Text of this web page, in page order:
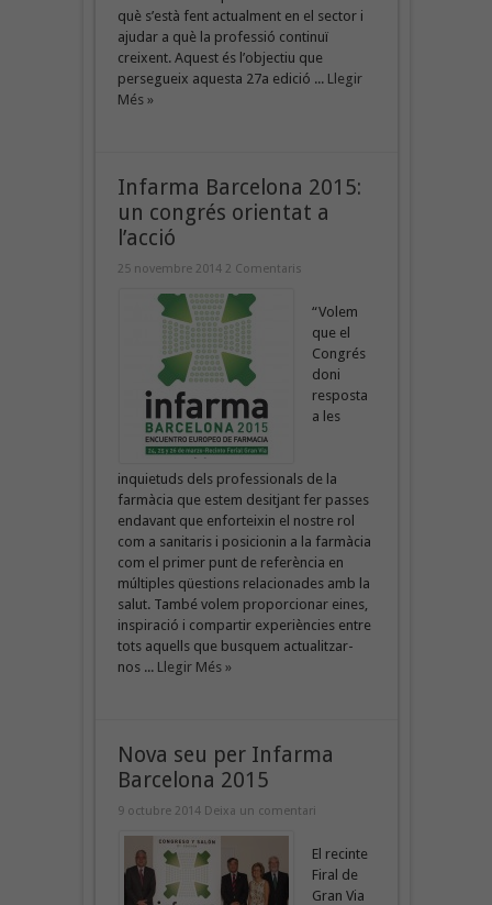
què s’està fent actualment en el sector i
ajudar a què la professió continuï
creixent. Aquest és l’objectiu que
persegueix aquesta 27a edició ... Llegir
Més »
Infarma Barcelona 2015:
un congrés orientat a
l’acció
25 novembre 2014 2 Comentaris
“Volem
que el
Congrés
doni
resposta
a les
inquietuds dels professionals de la
farmàcia que estem desitjant fer passes
endavant que enforteixin el nostre rol
com a sanitaris i posicionin a la farmàcia
com el primer punt de referència en
múltiples qüestions relacionades amb la
salut. També volem proporcionar eines,
inspiració i compartir experiències entre
tots aquells que busquem actualitzar-
nos ... Llegir Més »
Nova seu per Infarma
Barcelona 2015
9 octubre 2014 Deixa un comentari
El recinte
Firal de
Gran Via